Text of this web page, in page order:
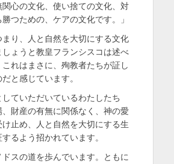
心の文化、使い捨ての文化、対
つための、ケアの文化です。」
り、人と自然を大切にする文化
しょうと教皇フランシスコは述べ
これはまさに、殉教者たちが証し
と感じています。
ていただいているわたしたち
財産の有無に関係なく、神の愛
止め、人と自然を大切にする生
るよう招かれています。
スの道を歩んでいます。ともに